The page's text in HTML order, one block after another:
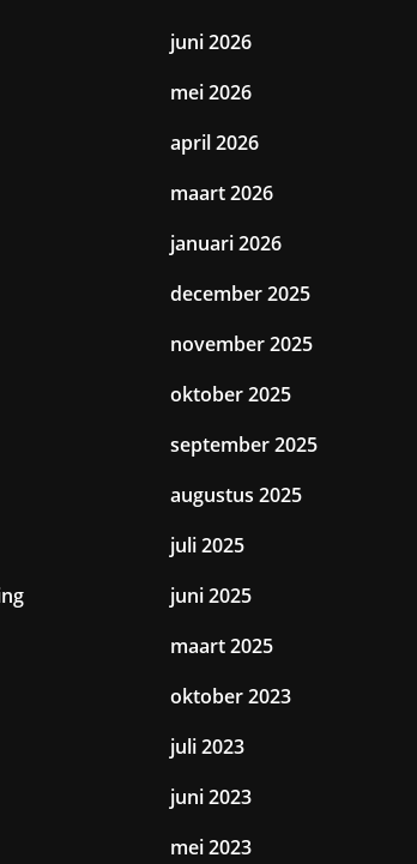
juni 2026
mei 2026
april 2026
maart 2026
januari 2026
december 2025
november 2025
oktober 2025
september 2025
augustus 2025
juli 2025
juni 2025
maart 2025
oktober 2023
juli 2023
juni 2023
mei 2023